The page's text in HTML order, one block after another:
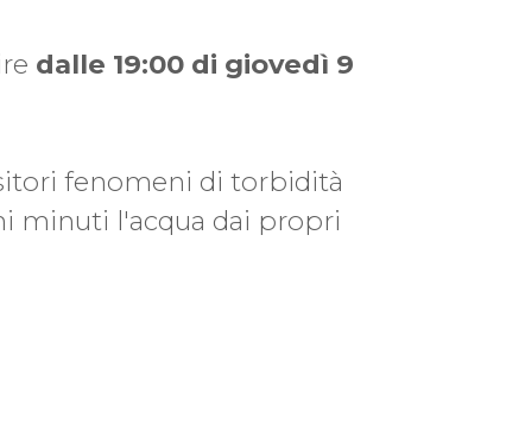
dalle 19:00 di giovedì 9
fenomeni di torbidità
minuti l'acqua dai propri